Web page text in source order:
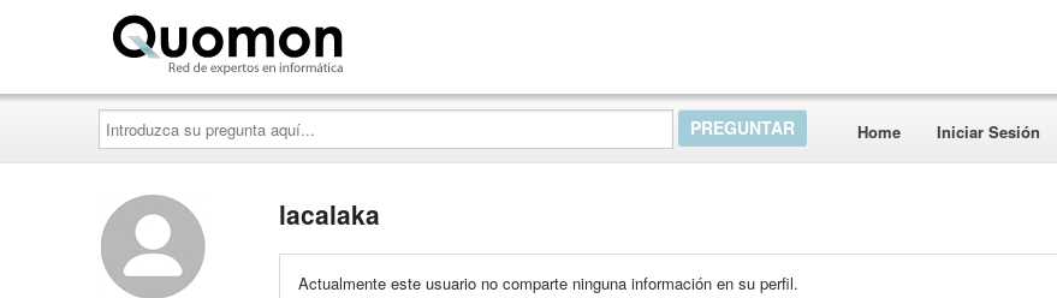
Introduzca
su
pregunta
aquí...
Home Iniciar Sesión
lacalaka
Actualmente este usuario no comparte ninguna información en su perfil.